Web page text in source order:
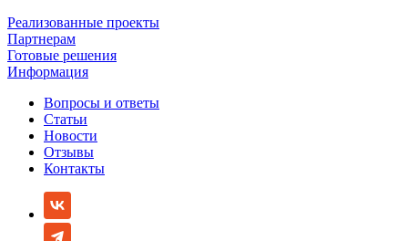
Реализованные проекты
Партнерам
Готовые решения
Информация
Вопросы и ответы
Статьи
Новости
Отзывы
Контакты